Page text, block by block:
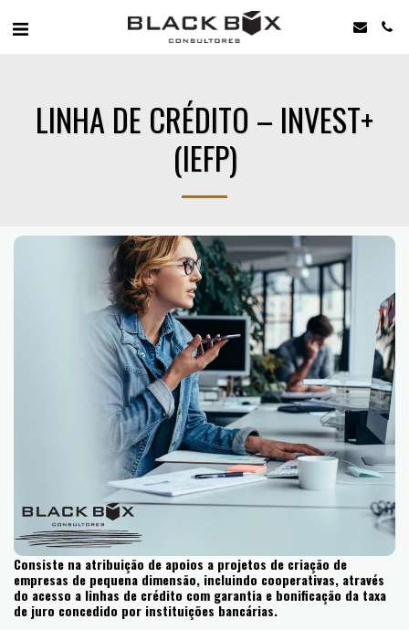
LINHA DE CRÉDITO – INVEST+
(IEFP)
Consiste na atribuição de apoios a projetos de criação de
empresas de pequena dimensão, incluindo cooperativas, através
do acesso a linhas de crédito com garantia e bonificação da taxa
de juro concedido por instituições bancárias.